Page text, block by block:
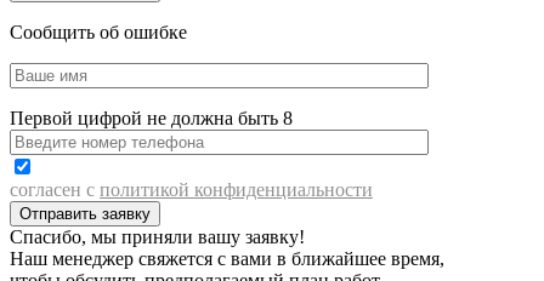
Сообщить об ошибке
Первой цифрой не должна быть 8
согласен с политикой конфиденциальности
Спасибо, мы приняли вашу заявку!
Наш менеджер свяжется с вами в ближайшее время,